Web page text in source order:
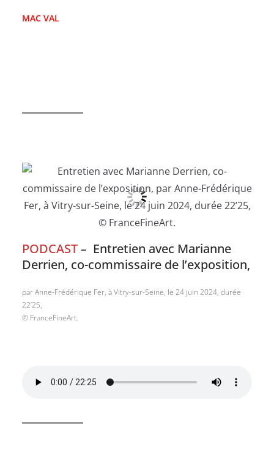
MAC VAL
PODCAST– Entretien avec Marianne
Derrien, co-commissaire de l’exposition,
par Anne-Frédérique Fer, à Vitry-sur-Seine, le 24 juin 2024, durée
22’25,
© FranceFineArt.